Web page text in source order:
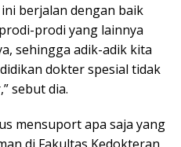
berjalan dengan baik
prodi yang lainnya
sehingga adik-adik kita
dokter spesial tidak
sebut dia.
mensuport apa saja yang